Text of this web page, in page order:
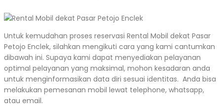
Untuk kemudahan proses reservasi Rental Mobil dekat Pasar
Petojo Enclek, silahkan mengikuti cara yang kami cantumkan
dibawah ini. Supaya kami dapat menyediakan pelayanan
optimal pelayanan yang maksimal, mohon kesadaran anda
untuk menginformasikan data diri sesuai identitas. Anda bisa
melakukan pemesanan mobil lewat telephone, whatsapp,
atau email.